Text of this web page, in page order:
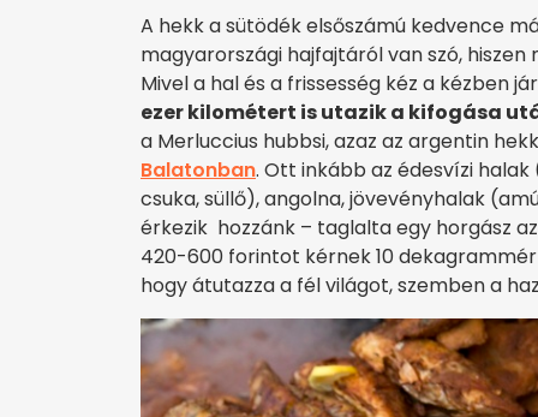
A hekk a sütödék elsőszámú kedvence
magyarországi hajfajtáról van szó,
Mivel a hal és a frissesség kéz a kézben
ezer kilométert is utazik a kifogása
a Merluccius hubbsi, azaz az argentin
Balatonban. Ott inkább az édesvízi
csuka, süllő), angolna, jövevényhalak
érkezik hozzánk – taglalta egy horgász
420-600 forintot kérnek 10
hogy átutazza a fél világot, szemben a